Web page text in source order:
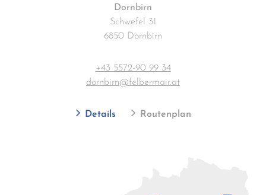
Dornbirn
Schwefel 31
6850 Dornbirn
+43 5572-90 99 34
dornbirn@felbermair.at
Details Routenplan